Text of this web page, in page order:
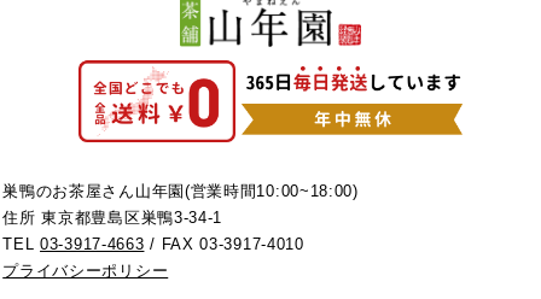
巣鴨のお茶屋さん山年園(営業時間10:00~18:00)
住所 東京都豊島区巣鴨3-34-1
TEL03-3917-4663 / FAX 03-3917-4010
プライバシーポリシー